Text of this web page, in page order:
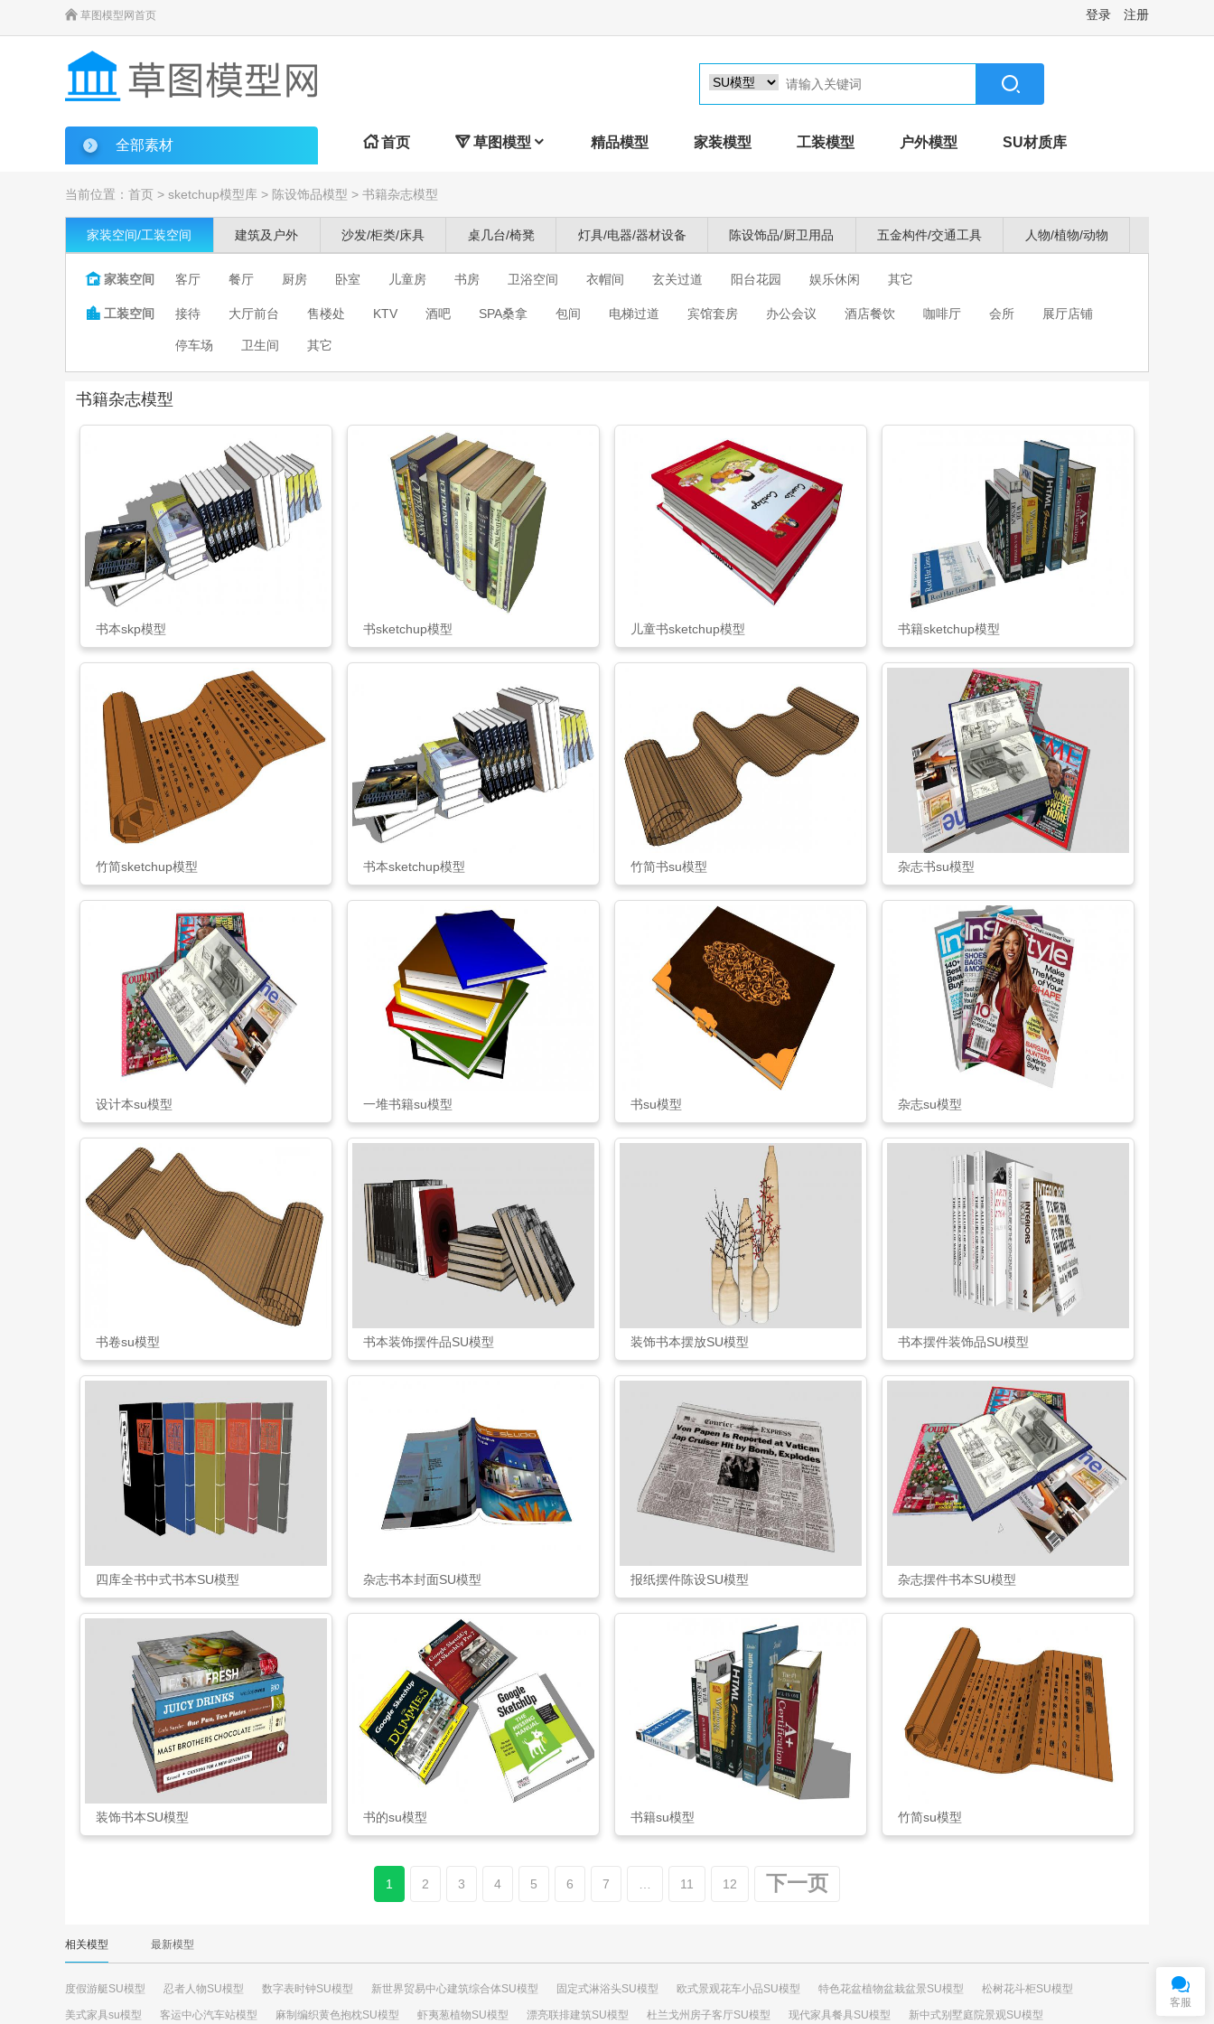
 草图模型网首页 登录 注册
全部素材 首页 草图模型  精品模型 家装模型 工装模型 户外模型 SU材质库
当前位置： 首页 > sketchup模型库 > 陈设饰品模型 > 书籍杂志模型
家装空间/工装空间 建筑及户外 沙发/柜类/床具 桌几台/椅凳 灯具/电器/器材设备 陈设饰品/厨卫用品 五金构件/交通工具 人物/植物/动物
家装空间 客厅 餐厅 厨房 卧室 儿童房 书房 卫浴空间 衣帽间 玄关过道 阳台花园 娱乐休闲 其它
 工装空间 接待 大厅前台 售楼处 KTV 酒吧 SPA桑拿 包间 电梯过道 宾馆套房 办公会议 酒店餐饮 咖啡厅 会所 展厅店铺
停车场 卫生间 其它
书籍杂志模型
书本skp模型 书sketchup模型 儿童书sketchup模型 书籍sketchup模型
竹简sketchup模型 书本sketchup模型 竹简书su模型 杂志书su模型
设计本su模型 一堆书籍su模型 书su模型 杂志su模型
书卷su模型 书本装饰摆件品SU模型 装饰书本摆放SU模型 书本摆件装饰品SU模型
四库全书中式书本SU模型 杂志书本封面SU模型 报纸摆件陈设SU模型 杂志摆件书本SU模型
装饰书本SU模型 书的su模型 书籍su模型 竹简su模型
1 2 3 4 5 6 7 11 12 下一页
相关模型 最新模型
度假游艇SU模型 忍者人物SU模型 数字表时钟SU模型 新世界贸易中心建筑综合体SU模型 固定式淋浴头SU模型 欧式景观花车小品SU模型 特色花盆植物盆栽盆景SU模型 松树花斗柜SU模型
美式家具su模型 客运中心汽车站模型 麻制编织黄色抱枕SU模型 虾夷葱植物SU模型 漂亮联排建筑SU模型 杜兰戈州房子客厅SU模型 现代家具餐具SU模型 新中式别墅庭院景观SU模型
客服
服